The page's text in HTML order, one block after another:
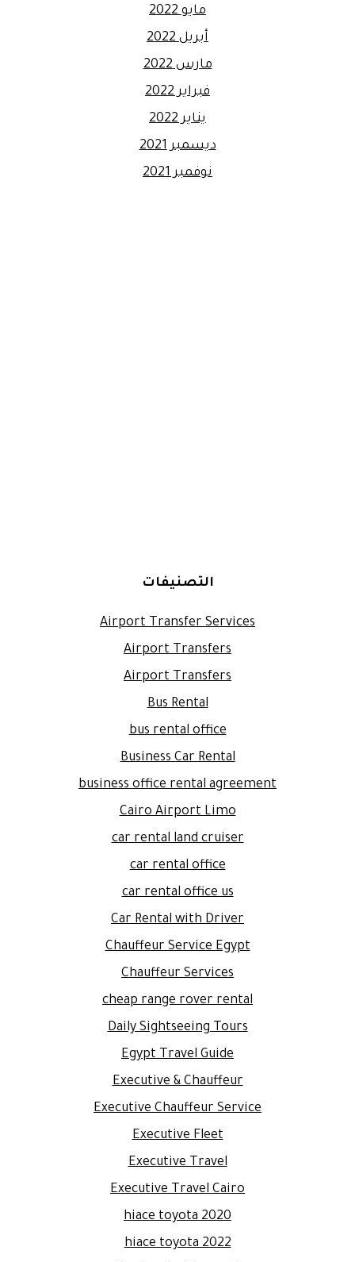
مايو 2022
أبريل 2022
مارس 2022
فبراير 2022
يناير 2022
ديسمبر 2021
نوفمبر 2021
التصنيفات
Airport Transfer Services
Airport Transfers
Airport Transfers
Bus Rental
bus rental office
Business Car Rental
business office rental agreement
Cairo Airport Limo
car rental land cruiser
car rental office
car rental office us
Car Rental with Driver
Chauffeur Service Egypt
Chauffeur Services
cheap range rover rental
Daily Sightseeing Tours
Egypt Travel Guide
Executive & Chauffeur
Executive Chauffeur Service
Executive Fleet
Executive Travel
Executive Travel Cairo
hiace toyota 2020
hiace toyota 2022